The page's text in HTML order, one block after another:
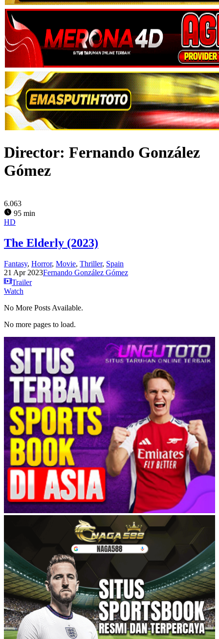
Director: Fernando González
Gómez
6.063
95 min
HD
The Elderly (2023)
Fantasy, Horror, Movie, Thriller, Spain
21 Apr 2023Fernando González Gómez
Trailer
Watch
No More Posts Available.
No more pages to load.